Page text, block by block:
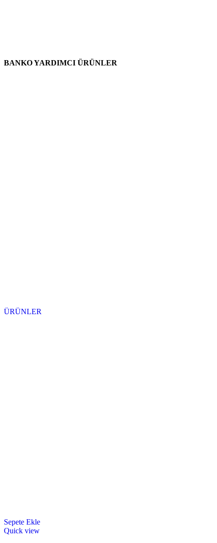
BANKO YARDIMCI ÜRÜNLER
ÜRÜNLER
Sepete Ekle
Quick view